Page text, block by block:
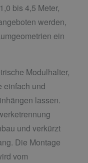
bis 4,5 Meter,
werden,
ein
Modulhalter,
einfach und
lassen.
und verkürzt
Die Montage
vom